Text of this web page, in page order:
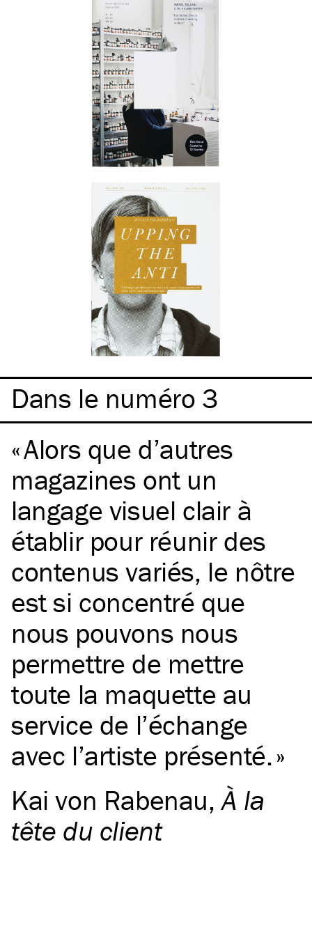
Dans le numéro 3
Alors que d’autres
magazines ont un
langage visuel clair à
établir pour réunir des
contenus variés, le nôtre
est si concentré que
nous pouvons nous
permettre de mettre
toute la maquette au
service de l’échange
avec l’artiste présenté.
Kai von Rabenau,À la
tête du client